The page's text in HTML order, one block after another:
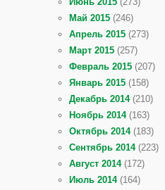
Май 2015 (246)
Апрель 2015 (273)
Март 2015 (257)
Февраль 2015 (207)
Январь 2015 (158)
Декабрь 2014(210)
Ноябрь 2014(163)
Октябрь 2014(183)
Сентябрь 2014(223)
Август 2014(172)
Июль 2014(164)